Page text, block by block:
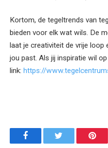
Kortom, de tegeltrends van
bieden voor elk wat wils. De
laat je creativiteit de vrije loop
jou past. Als jij inspiratie wil
link: https://
Facebook